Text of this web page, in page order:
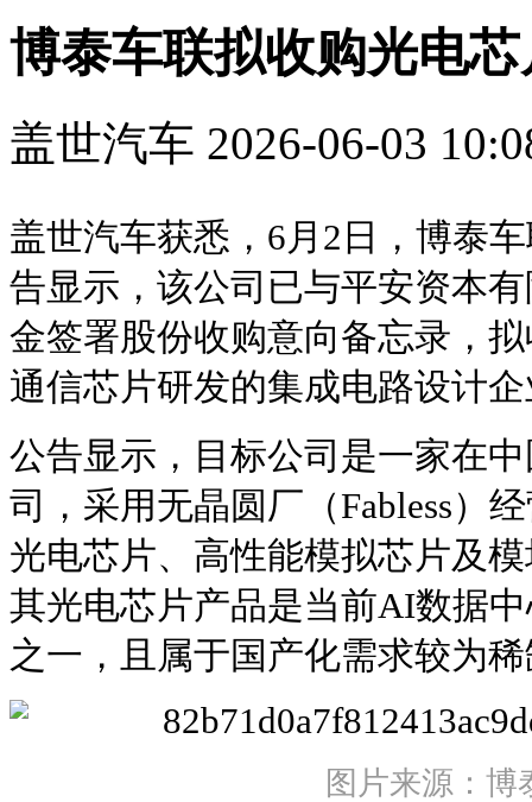
博泰车联拟收购光电
盖世汽车 2026-06-03
盖世汽车获悉，6月2日，博泰
告显示，该公司已与平安资本
金签署股份收购意向备忘录，
通信芯片研发的集成电路设计
公告显示，目标公司是一家在
司，采用无晶圆厂（Fabless）
光电芯片、高性能模拟芯片及
其光电芯片产品是当前AI数据
之一，且属于国产化需求较为
图片来源：博